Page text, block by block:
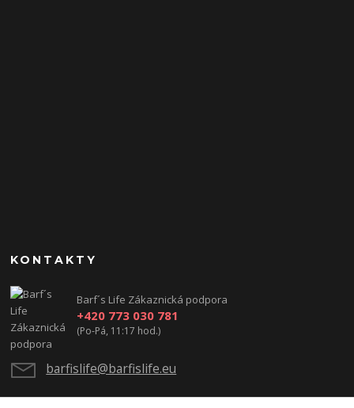
KONTAKTY
Barf´s Life Zákaznická podpora
+420 773 030 781
(Po-Pá, 11:17 hod.)
barfislife@barfislife.eu